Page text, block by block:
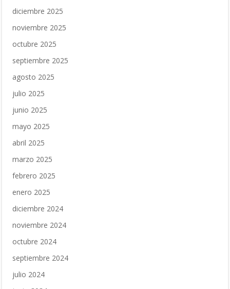
diciembre 2025
noviembre 2025
octubre 2025
septiembre 2025
agosto 2025
julio 2025
junio 2025
mayo 2025
abril 2025
marzo 2025
febrero 2025
enero 2025
diciembre 2024
noviembre 2024
octubre 2024
septiembre 2024
julio 2024